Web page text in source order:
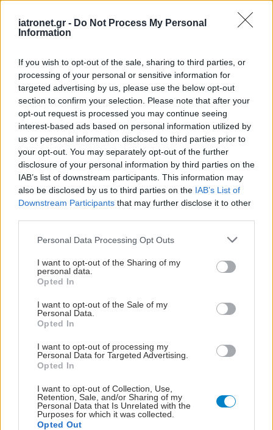
iatronet.gr - Do Not Process My Personal
Information
If you wish to opt-out of the sale, sharing to third parties, or
processing of your personal or sensitive information for
targeted advertising by us, please use the below opt-out
section to confirm your selection. Please note that after your
opt-out request is processed you may continue seeing
interest-based ads based on personal information utilized by
us or personal information disclosed to third parties prior to
your opt-out. You may separately opt-out of the further
disclosure of your personal information by third parties on the
IAB’s list of downstream participants. This information may
also be disclosed by us to third parties on the IAB’s List of
Downstream Participants that may further disclose it to other
Please note that this website/app uses one or more Google
not limited to your visit or usage behaviour. You may click to
grant or deny consent to Google and its third-party tags to
use your data for below specified purposes in below Google
consent section.
Personal Data Processing Opt Outs
I want to opt-out of the Sharing of my
personal data.
Opted In
I want to opt-out of the Sale of my
Personal Data.
Opted In
I want to opt-out of processing my
Personal Data for Targeted Advertising.
Opted In
I want to opt-out of Collection, Use,
Retention, Sale, and/or Sharing of my
Personal Data that Is Unrelated with the
Purposes for which it was collected.
Opted Out
σε μακροζωία
[επισκόπηση]
ΔΕΙΤΕ ΕΠΙΣΗΣ